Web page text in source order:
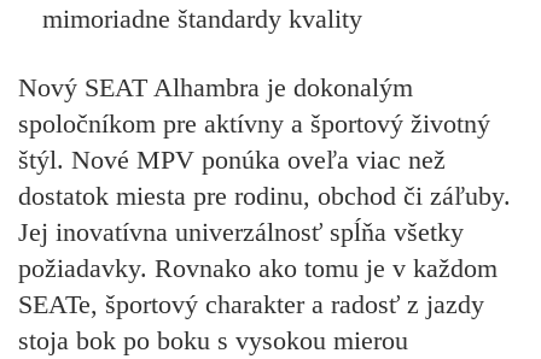
mimoriadne štandardy kvality
Nový SEAT Alhambra je dokonalým
spoločníkom pre aktívny a športový životný
štýl. Nové MPV ponúka oveľa viac než
dostatok miesta pre rodinu, obchod či záľuby.
Jej inovatívna univerzálnosť spĺňa všetky
požiadavky. Rovnako ako tomu je v každom
SEATe, športový charakter a radosť z jazdy
stoja bok po boku s vysokou mierou